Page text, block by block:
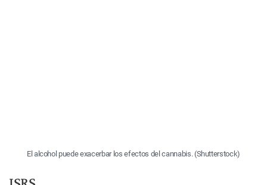
El alcohol puede exacerbar los efectos del cannabis. (Shutterstock)